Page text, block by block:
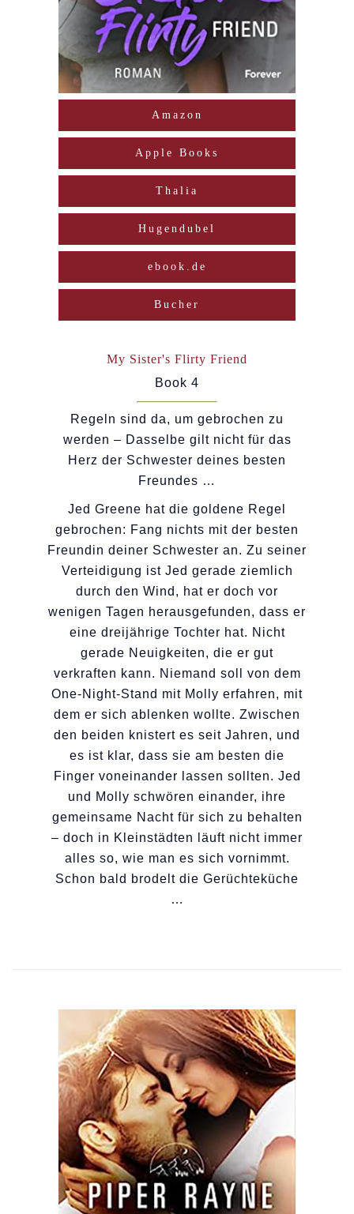
Amazon
Apple Books
Thalia
Hugendubel
ebook.de
Bucher
My Sister's Flirty Friend
Book 4
Regeln sind da, um gebrochen zu
werden – Dasselbe gilt nicht für das
Herz der Schwester deines besten
Freundes …
Jed Greene hat die goldene Regel
gebrochen: Fang nichts mit der besten
Freundin deiner Schwester an. Zu seiner
Verteidigung ist Jed gerade ziemlich
durch den Wind, hat er doch vor
wenigen Tagen herausgefunden, dass er
eine dreijährige Tochter hat. Nicht
gerade Neuigkeiten, die er gut
verkraften kann. Niemand soll von dem
One-Night-Stand mit Molly erfahren, mit
dem er sich ablenken wollte. Zwischen
den beiden knistert es seit Jahren, und
es ist klar, dass sie am besten die
Finger voneinander lassen sollten. Jed
und Molly schwören einander, ihre
gemeinsame Nacht für sich zu behalten
– doch in Kleinstädten läuft nicht immer
alles so, wie man es sich vornimmt.
Schon bald brodelt die Gerüchteküche
…